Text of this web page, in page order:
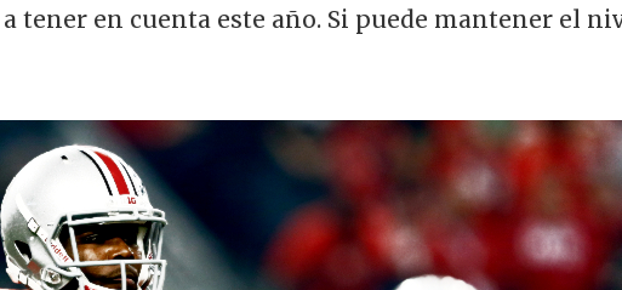
tener en cuenta este año. Si puede mantener el